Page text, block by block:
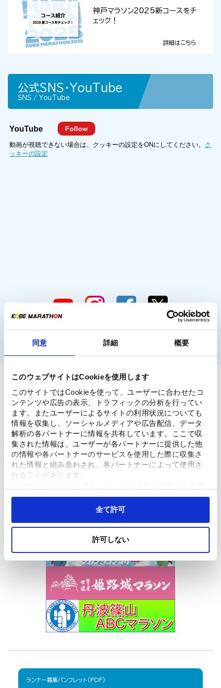
同意 詳細 概要
このウェブサイトはCookieを使用します
このサイトではCookieを使って、ユーザーに合わせたコ
ンテンツや広告の表示、トラフィックの分析を行ってい
ます。またユーザーによるサイトの利用状況についても
情報を収集し、ソーシャルメディアや広告配信、データ
解析の各パートナーに情報を共有しています。ここで収
集された情報は、ユーザーが各パートナーに提供した他
の情報や各パートナーのサービスを使用した際に収集さ
れた情報と組み合わされ、各パートナーによって使用さ
れることがあります。
能やコンテンツに完全にアクセスできなくなる可能性が
全て許可
許可しない
神戸マラソン2025新コースをチ
ェック！
詳細はこちら
公式SNS・YouTube
SNS / YouTube
YouTube Follow
動画が視聴できない場合は、クッキーの設定をONにしてください。 ク
ッキーの設定
交流マラソン大会
HYOGO MAJORS
ランナー募集パンフレット（PDF）